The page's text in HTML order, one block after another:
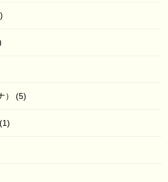
） (5)